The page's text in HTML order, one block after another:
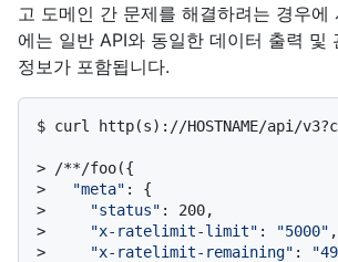
고 도메인 간 문제를 해결하려는 경우에
에는 일반 API와 동일한 데이터 출력 및
정보가 포함됩니다.
$ curl http(s)://HOSTNAME/api/
>
/**/foo({
>
"meta" : {
>
"status" : 200,
>
"x-ratelimit-limit" : "5000" ,
>
"x-ratelimit-remaining" :